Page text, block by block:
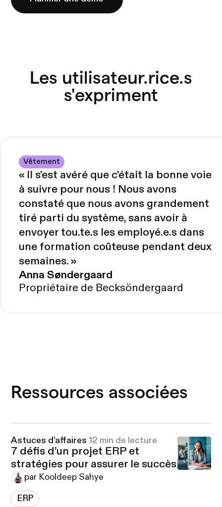
Les utilisateur.rice.s
s'expriment
Vêtement
«
Il s'est avéré que c'était la bonne voie
à suivre pour nous ! Nous avons
constaté que nous avons grandement
tiré parti du système, sans avoir à
envoyer tou.te.s les employé.e.s dans
une formation coûteuse pendant deux
semaines. »
Anna Søndergaard
Propriétaire de Becksöndergaard
Ressources associées
Astuces d'affaires 12 min de lecture
7 défis d’un projet ERP et
stratégies pour assurer le succès
par Kooldeep Sahye
ERP